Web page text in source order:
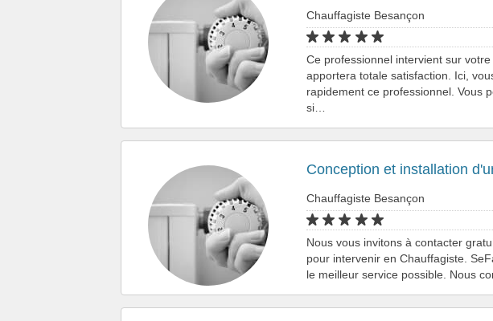
Chauffagiste Besançon
Ce professionnel intervient sur
apportera totale satisfaction. Ici,
rapidement ce professionnel. Vous
si…
Conception et installation
Chauffagiste Besançon
Nous vous invitons à contacter
pour intervenir en Chauffagiste.
le meilleur service possible. Nous